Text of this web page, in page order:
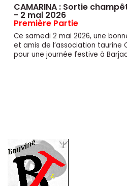
CAMARINA : Sortie
- 2 mai 2026
Première Partie
Ce samedi 2 mai 2026, une
et amis de l’association taurine
pour une journée festive à